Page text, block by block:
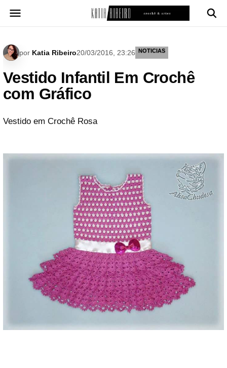
para
por Katia Ribeiro20/03/2016, 23:26 NOTICIAS
Vestido Infantil Em Crochê
com Gráfico
Vestido em Crochê Rosa